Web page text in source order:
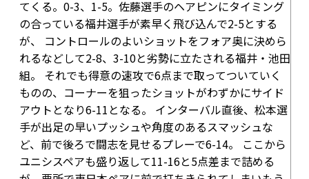
てくる。 0-3、 1-5。佐藤選手のヘアピンにタイミング
の合っている福井選手が素早く飛び込んで2-5とする
が、 コントロールのよいショットをフォア奥に決めら
れるなどして2-8、 3-10と劣勢に立たされる福井・池田
組。 それでも得意の速攻で6点まで取ってついていく
ものの、コーナーを狙ったショットがわずかにサイド
アウトとなり6-11 となる。 インターバル直後、松本選
手が出足の早いプッシュや角度のあるスマッシュな
ど、前で後ろで闘志を見せるプレーで6-14。 ここから
ユニシスペアも盛り返して11-16と5点差まで詰める